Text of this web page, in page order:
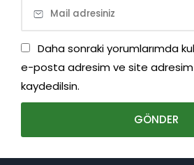
Daha sonraki yorumlarımda
e-posta adresim ve site adresim
kaydedilsin.